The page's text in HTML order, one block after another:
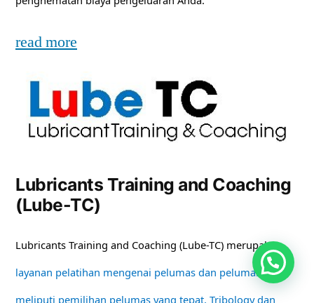
read more
Lubricants Training and Coaching
(Lube-TC)
Lubricants Training and Coaching (Lube-TC) merupakan
layanan pelatihan mengenai pelumas dan pelumasan
meliputi pemilihan pelumas yang tepat, Tribology dan